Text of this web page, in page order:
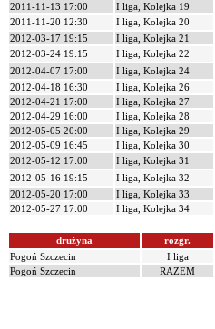
2011-11-13 17:00
I liga, Kolejka 19
2011-11-20 12:30
I liga, Kolejka 20
2012-03-17 19:15
I liga, Kolejka 21
2012-03-24 19:15
I liga, Kolejka 22
2012-04-07 17:00
I liga, Kolejka 24
2012-04-18 16:30
I liga, Kolejka 26
2012-04-21 17:00
I liga, Kolejka 27
2012-04-29 16:00
I liga, Kolejka 28
2012-05-05 20:00
I liga, Kolejka 29
2012-05-09 16:45
I liga, Kolejka 30
2012-05-12 17:00
I liga, Kolejka 31
2012-05-16 19:15
I liga, Kolejka 32
2012-05-20 17:00
I liga, Kolejka 33
2012-05-27 17:00
I liga, Kolejka 34
drużyna rozgr.
Pogoń Szczecin
I liga
Pogoń Szczecin
RAZEM